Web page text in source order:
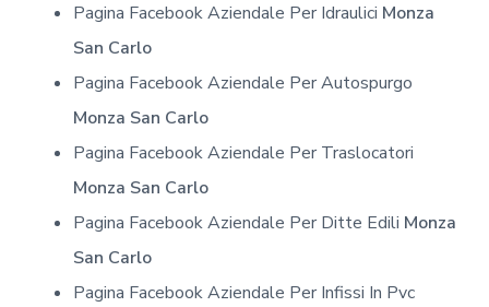
Pagina Facebook Aziendale Per Idraulici Monza
San Carlo
Pagina Facebook Aziendale Per Autospurgo
Monza San Carlo
Pagina Facebook Aziendale Per Traslocatori
Monza San Carlo
Pagina Facebook Aziendale Per Ditte Edili Monza
San Carlo
Pagina Facebook Aziendale Per Infissi In Pvc